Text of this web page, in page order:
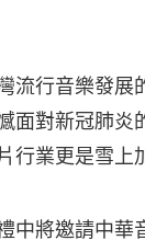
流行音樂發展
面對新冠肺炎
行業更是雪上
中將邀請中華